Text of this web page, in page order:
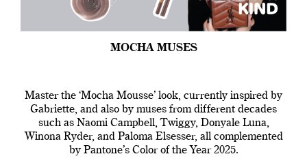
MOCHA MUSES
Master the ‘Mocha Mousse’ look, currently inspired by
Gabriette, and also by muses from different decades
such as Naomi Campbell, Twiggy, Donyale Luna,
Winona Ryder, and Paloma Elsesser, all complemented
by Pantone’s Color of the Year 2025.